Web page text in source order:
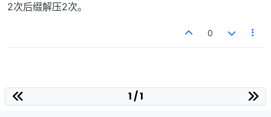
2次后缀解压2次。
0
1 / 1